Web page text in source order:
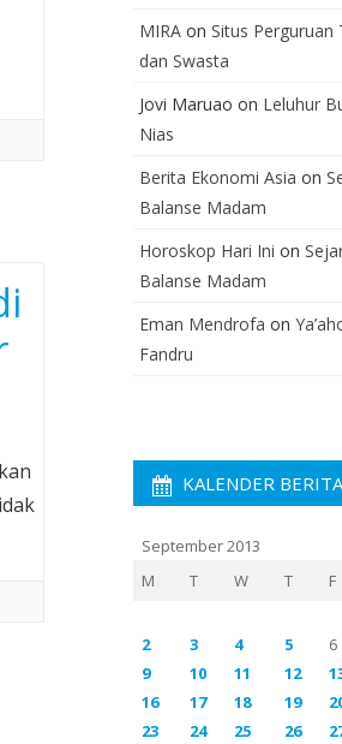
MIRA on Situs Perguruan
dan Swasta
Jovi Maruao on Leluhur
Nias
Berita Ekonomi Asia on
Balanse Madam
Horoskop Hari Ini on
Balanse Madam
Eman Mendrofa on
Fandru
KALENDER BERITA
September 2013
M
T W T F
2
3 4 5 6
9
10 11 12
16
17 18 19
23
24 25 26